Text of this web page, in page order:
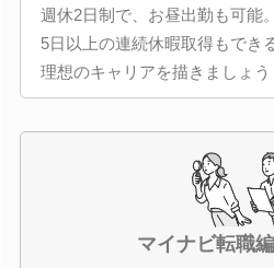
週休2日制で、お昼出勤も可能。
5日以上の連続休暇取得もでき
理想のキャリアを描きましょう
マイナビ転職